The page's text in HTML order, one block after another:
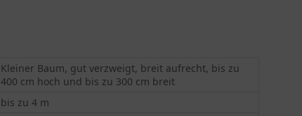
Kleiner Baum, gut verzweigt, breit aufrecht, bis zu
400 cm hoch und bis zu 300 cm breit
bis zu 4 m